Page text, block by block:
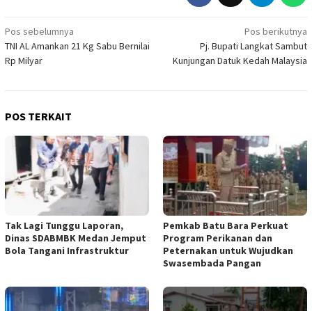
Navigasi
pos
Pos sebelumnya
TNI AL Amankan 21 Kg Sabu Bernilai
Rp Milyar
Pos berikutnya
Pj. Bupati Langkat Sambut
Kunjungan Datuk Kedah Malaysia
POS TERKAIT
Tak Lagi Tunggu Laporan,
Dinas SDABMBK Medan Jemput
Bola Tangani Infrastruktur
Pemkab Batu Bara Perkuat
Program Perikanan dan
Peternakan untuk Wujudkan
Swasembada Pangan